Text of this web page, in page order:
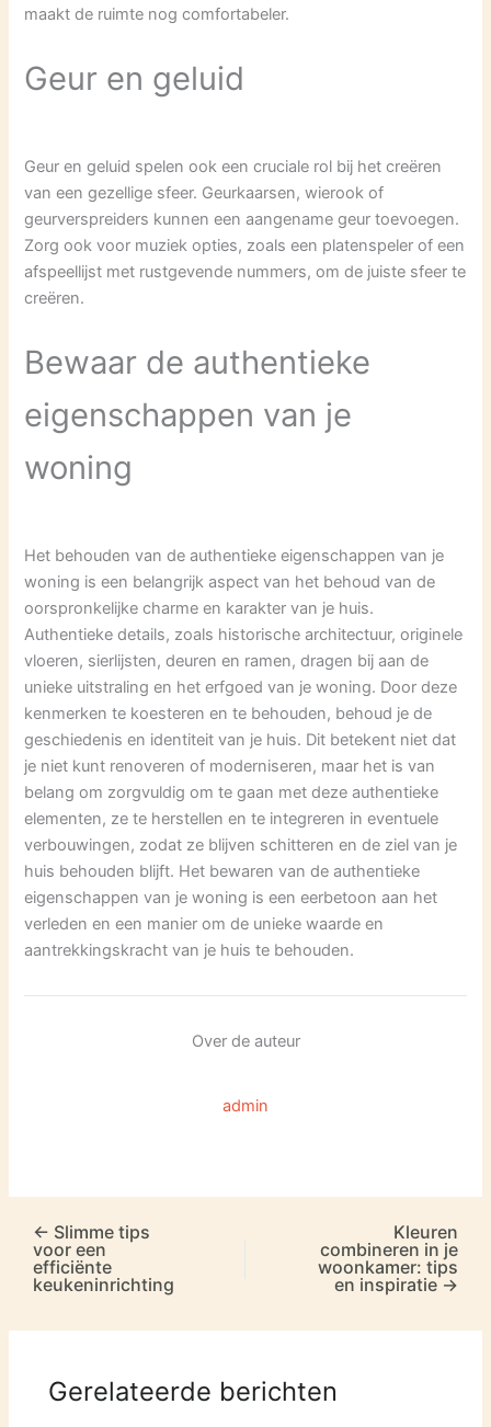
maakt de ruimte nog comfortabeler.
Geur en geluid
Geur en geluid spelen ook een cruciale rol bij het creëren
van een gezellige sfeer. Geurkaarsen, wierook of
geurverspreiders kunnen een aangename geur toevoegen.
Zorg ook voor muziek opties, zoals een platenspeler of een
afspeellijst met rustgevende nummers, om de juiste sfeer te
creëren.
Bewaar de authentieke
eigenschappen van je
woning
Het behouden van de authentieke eigenschappen van je
woning is een belangrijk aspect van het behoud van de
oorspronkelijke charme en karakter van je huis.
Authentieke details, zoals historische architectuur, originele
vloeren, sierlijsten, deuren en ramen, dragen bij aan de
unieke uitstraling en het erfgoed van je woning. Door deze
kenmerken te koesteren en te behouden, behoud je de
geschiedenis en identiteit van je huis. Dit betekent niet dat
je niet kunt renoveren of moderniseren, maar het is van
belang om zorgvuldig om te gaan met deze authentieke
elementen, ze te herstellen en te integreren in eventuele
verbouwingen, zodat ze blijven schitteren en de ziel van je
huis behouden blijft. Het bewaren van de authentieke
eigenschappen van je woning is een eerbetoon aan het
verleden en een manier om de unieke waarde en
aantrekkingskracht van je huis te behouden.
Over de auteur
admin
← Slimme tips
voor een
efficiënte
keukeninrichting
Kleuren
combineren in je
woonkamer: tips
en inspiratie→
Gerelateerde berichten